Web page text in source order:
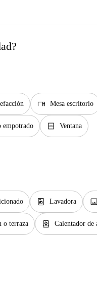
desk Mesa escritorio
empotrado window_closed Ventana
local_laundry_service Lavadora image
o terraza water_heater Calentador de